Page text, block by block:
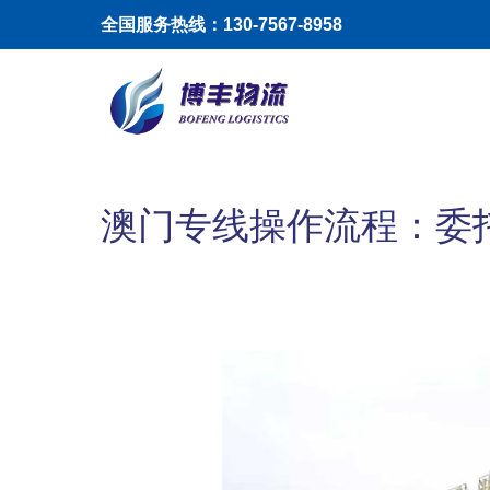
跳转到主要内容
全国服务热线：130-7567-8958
澳门专线操作流程：委